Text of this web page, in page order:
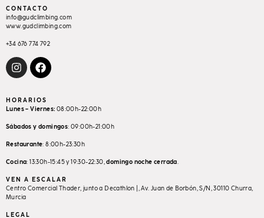
CONTACTO
info@gudclimbing.com
www.gudclimbing.com
+34 676 774 792
HORARIOS
Lunes – Viernes: 08:00h-22:00h
Sábados y domingos: 09:00h-21:00h
Restaurante: 8:00h-23:30h
Cocina: 13:30h-15:45 y 19:30-22:30,domingo noche cerrada.
VEN A ESCALAR
Centro Comercial Thader, junto a Decathlon |, Av. Juan de Borbón, S/N, 30110 Churra,
Murcia
LEGAL